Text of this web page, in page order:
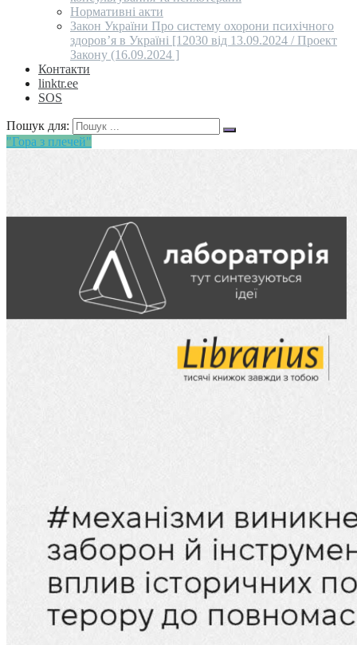
Нормативні акти
Закон України Про систему охорони психічного
здоров’я в Україні [12030 від 13.09.2024 / Проект
Закону (16.09.2024 ]
Контакти
linktr.ee
SOS
Пошук для:
"Гора з плечей"